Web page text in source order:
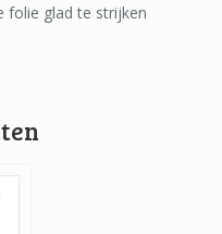
folie glad te strijken